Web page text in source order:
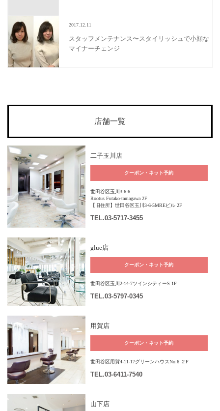
2017.12.11
スタッフメンテナンス〜スタイリッシュで小顔な
マイナーチェンジ
店舗一覧
二子玉川店
クーポン・ネット予約
世田谷区玉川3-6-6
Rootus Futako-tamagawa 2F
【旧住所】世田谷区玉川3-6-5MREビル 2F
TEL.03-5717-3455
glue店
クーポン・ネット予約
世田谷区玉川2-14-7ツインシティーS 1F
TEL.03-5797-0345
用賀店
クーポン・ネット予約
世田谷区用賀4-11-17グリーンハウスNo.6 ２F
TEL.03-6411-7540
山下店